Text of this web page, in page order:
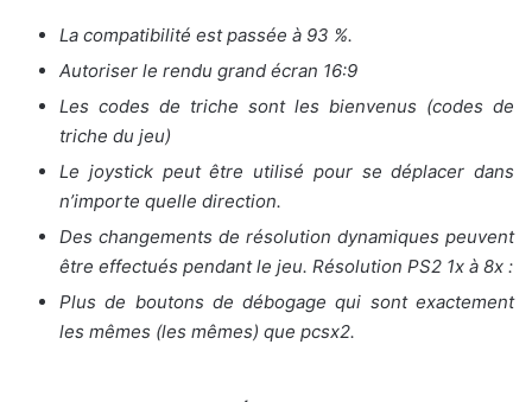
La compatibilité est passée à 93 %.
Autoriser le rendu grand écran 16:9
Les codes de triche sont les bienvenus (codes de
triche du jeu)
Le joystick peut être utilisé pour se déplacer dans
n’importe quelle direction.
Des changements de résolution dynamiques peuvent
être effectués pendant le jeu. Résolution PS2 1x à 8x :
Plus de boutons de débogage qui sont exactement
les mêmes (les mêmes) que pcsx2.